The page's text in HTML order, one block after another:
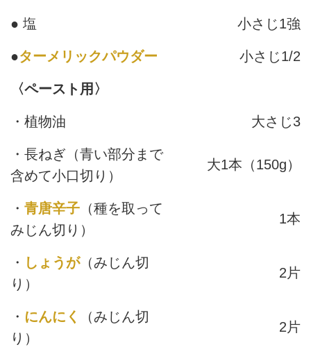
● 塩 小さじ1強
●ターメリックパウダー 小さじ1/2
〈ペースト用〉
・植物油 大さじ3
・長ねぎ（青い部分まで
含めて小口切り）
大1本（150g）
・ 青唐辛子 （種を取って
みじん切り）
1本
・ しょうが（みじん切
り）
2片
・ にんにく
（みじん切
り）
2片